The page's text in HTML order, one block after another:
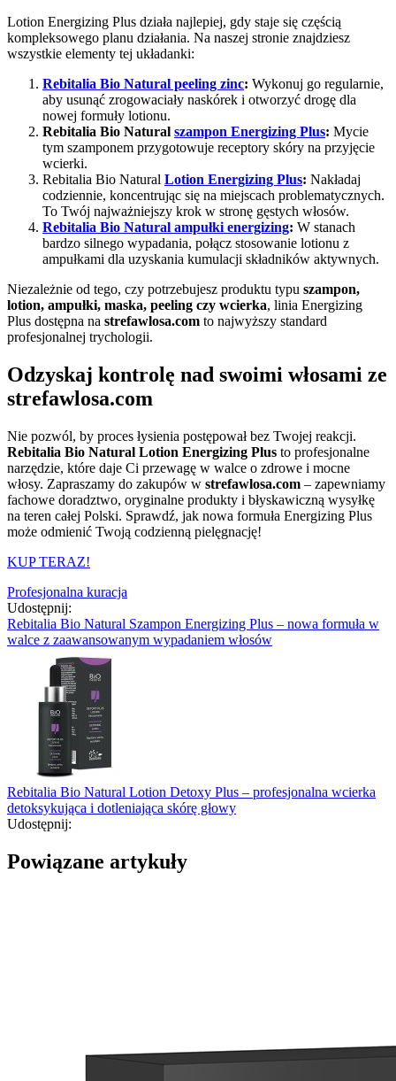
Lotion Energizing Plus działa najlepiej, gdy staje się częścią
kompleksowego planu działania. Na naszej stronie znajdziesz
wszystkie elementy tej układanki:
Rebitalia Bio Natural peeling zinc: Wykonuj go regularnie,
aby usunąć zrogowaciały naskórek i otworzyć drogę dla
nowej formuły lotionu.
Rebitalia Bio Natural szampon Energizing Plus: Mycie
tym szamponem przygotowuje receptory skóry na przyjęcie
wcierki.
Rebitalia Bio Natural Lotion Energizing Plus: Nakładaj
codziennie, koncentrując się na miejscach problematycznych.
To Twój najważniejszy krok w stronę gęstych włosów.
Rebitalia Bio Natural ampułki energizing: W stanach
bardzo silnego wypadania, połącz stosowanie lotionu z
ampułkami dla uzyskania kumulacji składników aktywnych.
Niezależnie od tego, czy potrzebujesz produktu typu szampon,
lotion, ampułki, maska, peeling czy wcierka, linia Energizing
Plus dostępna na strefawlosa.com to najwyższy standard
profesjonalnej trychologii.
Odzyskaj kontrolę nad swoimi włosami ze
strefawlosa.com
Nie pozwól, by proces łysienia postępował bez Twojej reakcji.
Rebitalia Bio Natural Lotion Energizing Plus to profesjonalne
narzędzie, które daje Ci przewagę w walce o zdrowe i mocne
włosy. Zapraszamy do zakupów w strefawlosa.com – zapewniamy
fachowe doradztwo, oryginalne produkty i błyskawiczną wysyłkę
na teren całej Polski. Sprawdź, jak nowa formuła Energizing Plus
może odmienić Twoją codzienną pielęgnację!
KUP TERAZ!
Profesjonalna kuracja
Udostępnij:
Rebitalia Bio Natural Szampon Energizing Plus – nowa formuła w
walce z zaawansowanym wypadaniem włosów
Rebitalia Bio Natural Lotion Detoxy Plus – profesjonalna wcierka
detoksykująca i dotleniająca skórę głowy
Udostępnij:
Powiązane artykuły